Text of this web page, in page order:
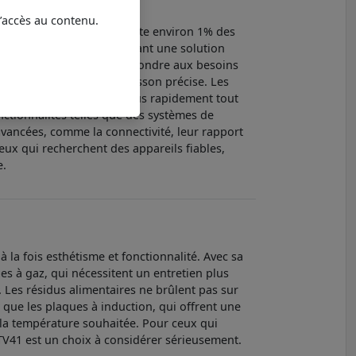
réprésente environ 1% des
et leur efficacité, offrant une solution
sont conçues pour répondre aux besoins
ainsi une cuisson précise. Les
de cuisiner plus rapidement tout
telles que des systèmes de
comme la connectivité, leur rapport
qui recherchent des appareils fiables,
la fois esthétisme et fonctionnalité. Avec sa
à gaz, qui nécessitent un entretien plus
résidus alimentaires ne brûlent pas sur
les plaques à induction, qui offrent une
température souhaitée. Pour ceux qui
est un choix à considérer sérieusement.
au contenu.